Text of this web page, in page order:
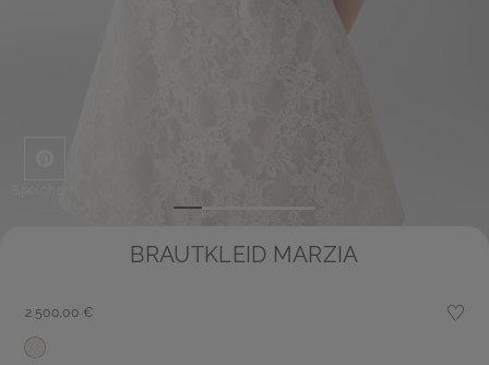
BRAUTKLEID MARZIA
2.500,00 €